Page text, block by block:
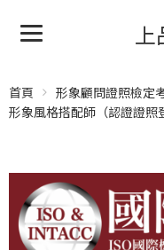
上
首頁 形象顧問證照檢定
形象風格搭配師（認證證照